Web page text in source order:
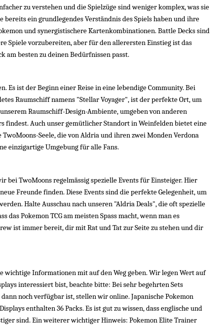
zu verstehen und die Spielzüge sind weniger komplex, was sie
ein grundlegendes Verständnis des Spiels haben und ihre
und synergistischere Kartenkombinationen. Battle Decks sind
Spiele vorzubereiten, aber für den allerersten Einstieg ist das
am besten zu deinen Bedürfnissen passt.
Es ist der Beginn einer Reise in eine lebendige Community. Bei
Raumschiff namens "Stellar Voyager", ist der perfekte Ort, um
Raumschiff-Design-Ambiente, umgeben von anderen
findest. Auch unser gemütlicher Standort in Weinfelden bietet eine
Seele, die von Aldria und ihren zwei Monden Verdona
einzigartige Umgebung für alle Fans.
bei TwoMoons regelmässig spezielle Events für Einsteiger. Hier
Freunde finden. Diese Events sind die perfekte Gelegenheit, um
Halte Ausschau nach unseren "Aldria Deals", die oft spezielle
Pokemon TCG am meisten Spass macht, wenn man es
ist immer bereit, dir mit Rat und Tat zur Seite zu stehen und dir
wichtige Informationen mit auf den Weg geben. Wir legen Wert auf
interessiert bist, beachte bitte: Bei sehr begehrten Sets
noch verfügbar ist, stellen wir online. Japanische Pokemon
enthalten 36 Packs. Es ist gut zu wissen, dass englische und
sind. Ein weiterer wichtiger Hinweis: Pokemon Elite Trainer